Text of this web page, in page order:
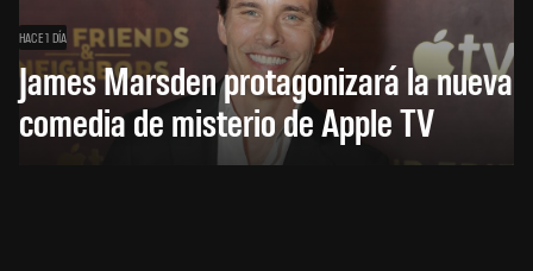
HACE 1 DÍA
James Marsden protagonizará la nueva
comedia de misterio de Apple TV